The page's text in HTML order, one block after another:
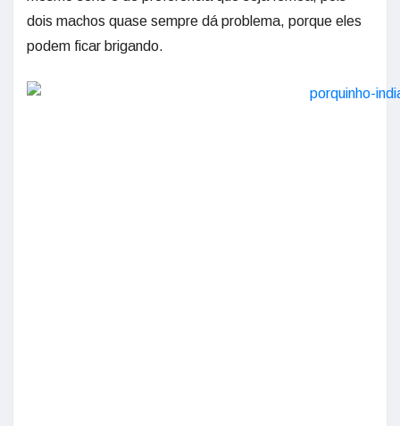
dois machos quase sempre dá problema, porque eles
podem ficar brigando.